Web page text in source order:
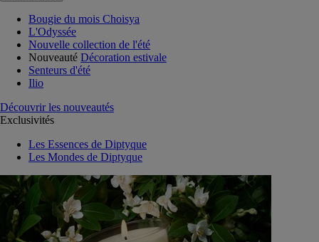
Bougie du mois Choisya
L'Odyssée
Nouvelle collection de l'été
Nouveauté Décoration estivale
Senteurs d'été
Ilio
Découvrir les nouveautés
Exclusivités
Les Essences de Diptyque
Les Mondes de Diptyque